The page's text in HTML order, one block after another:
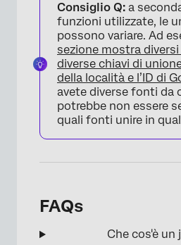
Consiglio Q: a
funzioni utilizzate, le
possono variare. Ad
sezione mostra
diverse chiavi di
della località e l’ID di
avete diverse fonti da
potrebbe non essere
quali fonti unire in
FAQs
Che cos'è un